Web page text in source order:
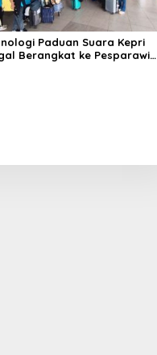
Paduan Suara Kepri
Berangkat ke Pesparawi